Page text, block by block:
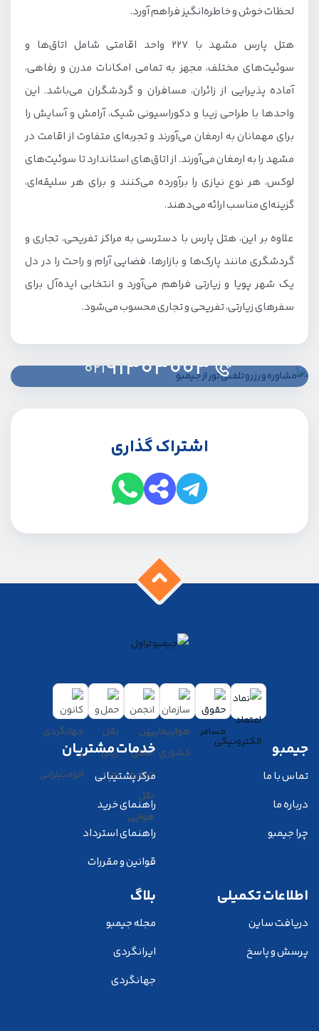
لحظات خوش و خاطره‌انگیز فراهم آورد.
هتل پارس مشهد با ۲۲۷ واحد اقامتی شامل اتاق‌ها و
سوئیت‌های مختلف، مجهز به تمامی امکانات مدرن و رفاهی،
آماده پذیرایی از زائران، مسافران و گردشگران می‌باشد. این
واحدها با طراحی زیبا و دکوراسیونی شیک، آرامش و آسایش را
برای مهمانان به ارمغان می‌آورند و تجربه‌ای متفاوت از اقامت در
مشهد را به ارمغان می‌آورند. از اتاق‌های استاندارد تا سوئیت‌های
لوکس، هر نوع نیازی را برآورده می‌کنند و برای هر سلیقه‌ای،
گزینه‌ای مناسب ارائه می‌دهند.
علاوه بر این، هتل پارس با دسترسی به مراکز تفریحی، تجاری و
گردشگری مانند پارک‌ها و بازارها، فضایی آرام و راحت را در دل
یک شهر پویا و زیارتی فراهم می‌آورد و انتخابی ایده‌آل برای
سفرهای زیارتی، تفریحی و تجاری محسوب می‌شود.
91303003
021
اشتراک گذاری
جیمبو
تماس با ما
درباره ما
چرا جیمبو
خدمات مشتریان
مرکز پشتیبانی
راهنمای خرید
راهنمای استرداد
قوانین و مقررات
اطلاعات تکمیلی
دریافت ساین
پرسش و پاسخ
بلاگ
مجله جیمبو
ایرانگردی
جهانگردی